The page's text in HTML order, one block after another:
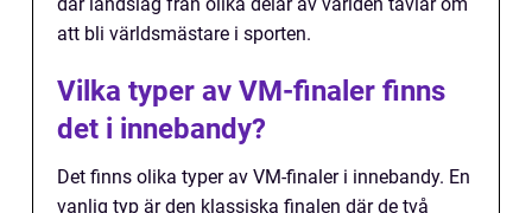
där landslag från olika delar av världen tävlar om
att bli världsmästare i sporten.
Vilka typer av VM-finaler finns
det i innebandy?
Det finns olika typer av VM-finaler i innebandy. En
vanlig typ är den klassiska finalen där de två